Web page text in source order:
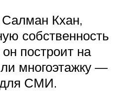
Салман Кхан,
собственность
построит на
многоэтажку —
для СМИ.